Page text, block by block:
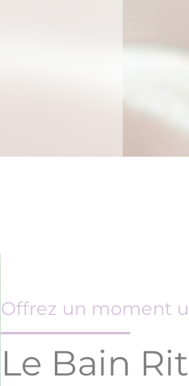
Offrez un moment
Le Bain